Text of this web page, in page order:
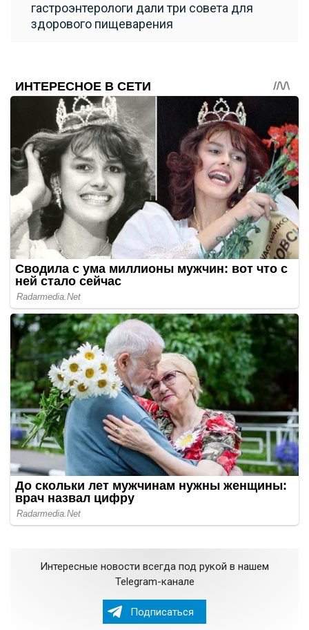
гастроэнтерологи дали три совета для
здорового пищеварения
Интересные новости всегда под рукой в нашем
Telegram-канале
Подписаться